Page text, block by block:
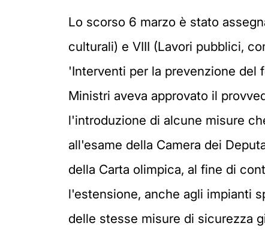
Lo scorso 6 marzo è stato
culturali) e VIII (Lavori pubblici,
'Interventi per la prevenzione del
Ministri aveva approvato il
l'introduzione di alcune misure
all'esame della Camera dei
della Carta olimpica, al fine di
l'estensione, anche agli impianti
delle stesse misure di sicurezza